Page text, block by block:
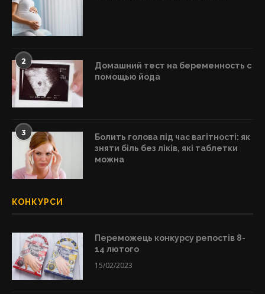
2
Домашний тест на беременность с
помощью йода
3
Болить голова під час вагітності: як
зняти біль без ліків, які таблетки
можна
КОНКУРСИ
Переможець конкурсу репостів 8-
14 лютого
15/02/2023